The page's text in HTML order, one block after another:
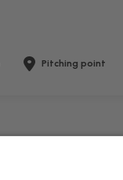
Pitching point